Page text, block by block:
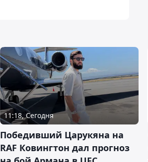
11:18, Сегодня
Победивший Царукяна на
RAF Ковингтон дал прогноз